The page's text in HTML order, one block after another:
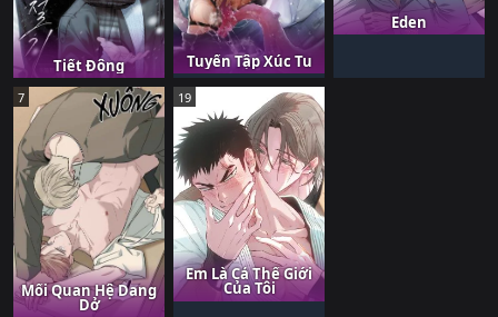
Tiết Đông Tuyển Tập Xúc Tu
Eden
7
Mối Quan Hệ Dang
Dở
19
Em Là Cả Thế Giới
Của Tôi